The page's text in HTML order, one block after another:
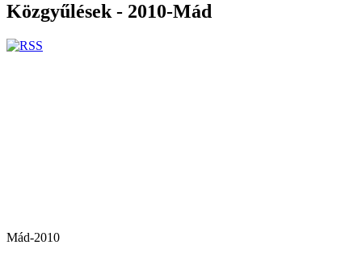
Közgyűlések - 2010-Mád
Mád-2010